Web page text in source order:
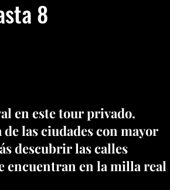
8
en este tour privado.
las ciudades con mayor
descubrir las calles
encuentran en la milla real